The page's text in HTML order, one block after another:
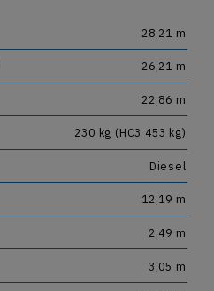
28,21 m
26,21 m
22,86 m
230 kg (HC3 453 kg)
Diesel
12,19 m
2,49 m
3,05 m